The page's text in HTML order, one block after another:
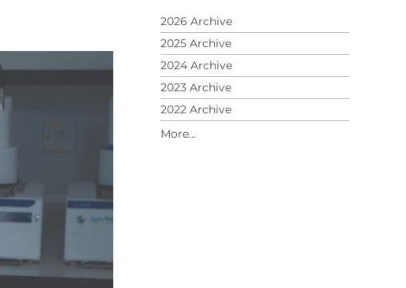
2026 Archive
2025 Archive
2024 Archive
2023 Archive
2022 Archive
2021 Archive